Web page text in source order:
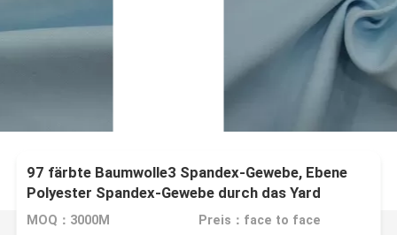
97 färbte Baumwolle3 Spandex-Gewebe, Ebene
Polyester Spandex-Gewebe durch das Yard
MOQ：3000M Preis：face to face